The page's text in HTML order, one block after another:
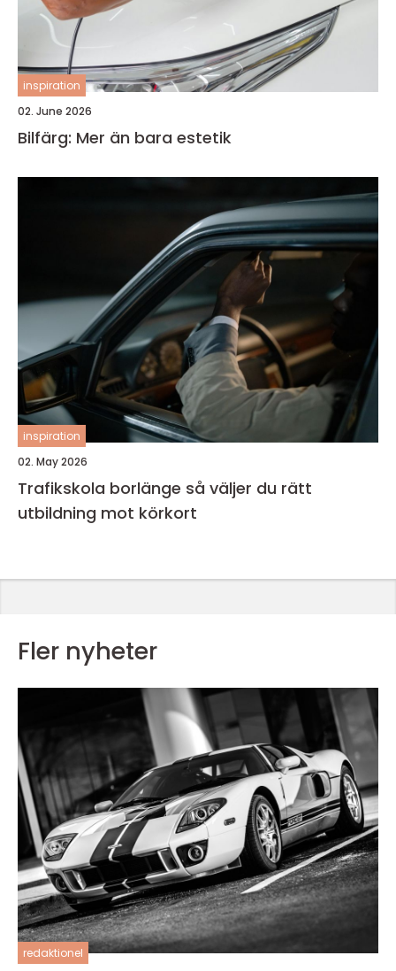
inspiration
02. June 2026
Bilfärg: Mer än bara estetik
inspiration
02. May 2026
Trafikskola borlänge så väljer du rätt
utbildning mot körkort
Fler nyheter
redaktionel